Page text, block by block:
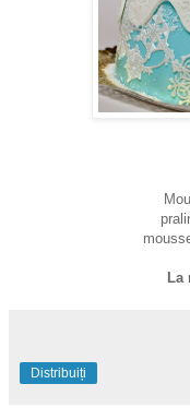
p
La
Distribuiți